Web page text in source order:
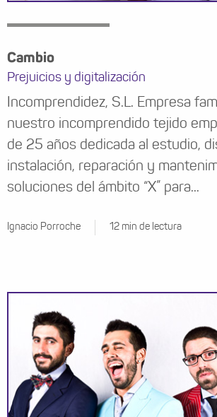
Cambio
Prejuicios y digitalización
Incomprendidez, S.L. Empresa
nuestro incomprendido tejido
de 25 años dedicada al estudio,
instalación, reparación y
soluciones del ámbito “X” para...
Ignacio Porroche 12 min de lectura